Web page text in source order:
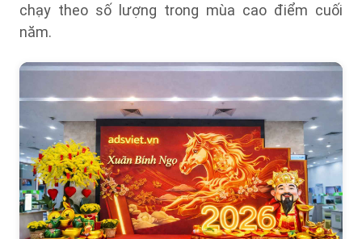
chạy theo số lượng trong mùa cao điểm cuối
năm.